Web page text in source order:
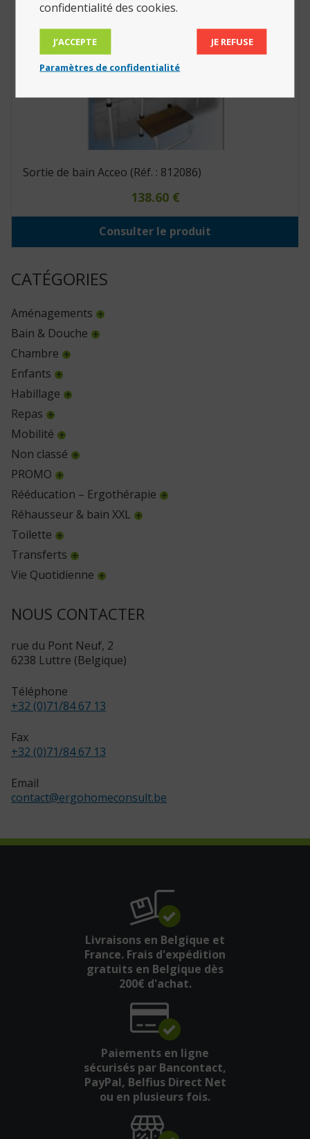
CATÉGORIES
Aménagements
Bain & Douche
Chambre
Enfants
Habillage
Repas
Mobilité
Non classé
PROMO
Rééducation – Ergothérapie
Réhausseur & bain XXL
Toilette
Transferts
Vie Quotidienne
NOUS CONTACTER
rue du Pont Neuf, 2
6238 Luttre (Belgique)
Téléphone
+32 (0)71/84 67 13
Fax
+32 (0)71/84 67 13
Email
contact@ergohomeconsult.be
Sortie de bain Acceo (Réf. : 812086)
138.60 €
Consulter le produit
Livraisons en Belgique et
France. Frais d'expédition
gratuits en Belgique dès
200€ d'achat.
Paiements en ligne
sécurisés par Bancontact,
PayPal, Belfius Direct Net
ou en plusieurs fois.
confidentialité des cookies.
J’ACCEPTE JE REFUSE
Paramètres de confidentialité